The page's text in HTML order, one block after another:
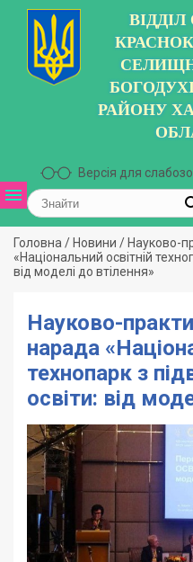
РАЙОНУ
Версія для
Головна / Новини / Науково-
«Національний освітній
від моделі до втілення»
Науково-
нарада
технопарк з
освіти: від